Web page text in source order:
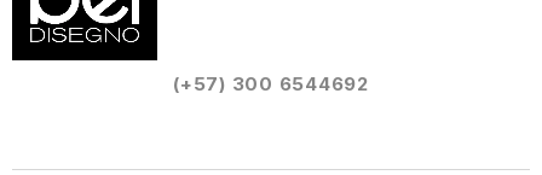
(+57) 300 6544692